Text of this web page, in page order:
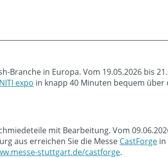
Branche in Europa. Vom 19.05.2026 bis
expo in knapp 40 Minuten bequem über
mit Bearbeitung. Vom
aus erreichen Sie die Messe CastForge in
stuttgart.de/castforge.